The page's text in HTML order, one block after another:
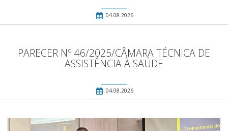
04.08.2026
PARECER Nº 46/2025/CÂMARA TÉCNICA DE
ASSISTÊNCIA À SAÚDE
04.08.2026